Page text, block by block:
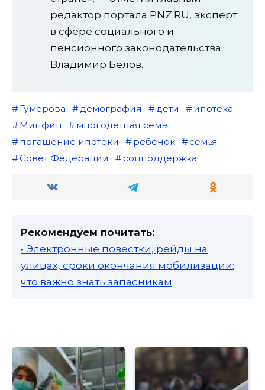
редактор портала PNZ.RU, эксперт
в сфере социального и
пенсионного законодательства
Владимир Белов.
Гумерова демография дети
ипотека
Минфин
многодетная семья
погашение ипотеки
ребенок
семья
Совет Федерации
соцподдержка
Рекомендуем почитать:
• Электронные повестки, рейды на
улицах, сроки окончания мобилизации:
что важно знать запасникам